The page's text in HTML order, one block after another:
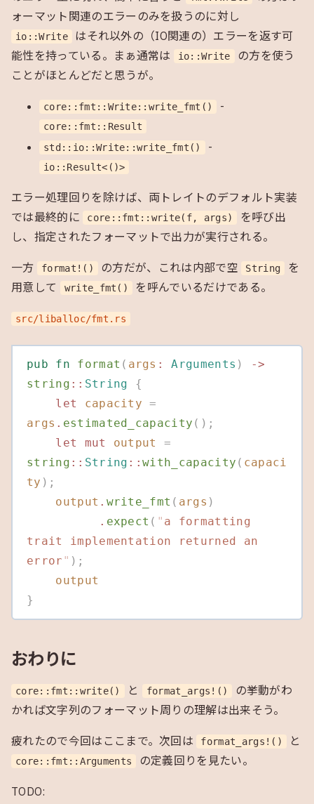
ォーマット関連のエラーのみを扱うのに対し
io::Write
はそれ以外の（IO関連の）エラーを返す可
能性を持っている。まぁ通常は
io::Write
の方を使う
ことがほとんどだと思うが。
core::fmt::Write::write_fmt() -
core::fmt::Result
std::io::Write::write_fmt()
-
io::Result<()>
エラー処理回りを除けば、両トレイトのデフォルト実装
では最終的に
core::fmt::write(f, args)
を呼び出
し、指定されたフォーマットで出力が実行される。
一方 format!() の方だが、これは内部で空 String
を
用意して
write_fmt() を呼んでいるだけである。
src/liballoc/fmt.rs
pub fn format ( args : Arguments )
->
string :: String {
    let
capacity =
args . estimated_capacity ();
    let
mut output
=
string :: String ::with_capacity ( capaci
ty );
    output
. write_fmt ( args )
          .
expect ( " a formatting
trait implementation returned an
error " );
    output
}
おわりに
core::fmt::write() と format_args!()
の挙動がわ
かれば文字列のフォーマット周りの理解は出来そう。
疲れたので今回はここまで。次回は format_args!() と
core::fmt::Arguments の定義回りを見たい。
TODO: